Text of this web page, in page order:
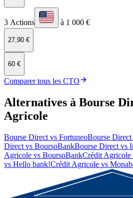
3 Actions à 1 000 €
27,90 €
60 €
Comparer tous les CTO
Alternatives à Bourse
Agricole
Bourse Direct vs FortuneoBourse Direct
Direct vs BoursoBankBourse Direct vs
Agricole vs BoursoBankCrédit Agricole
vs Hello bank!Crédit Agricole vs